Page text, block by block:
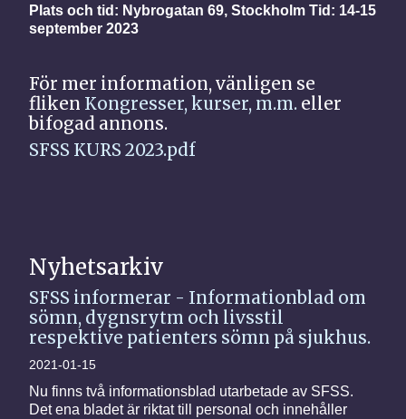
Plats och tid: Nybrogatan 69, Stockholm Tid: 14-15
september 2023
För mer information, vänligen se
fliken Kongresser, kurser, m.m. eller
bifogad annons.
SFSS KURS 2023.pdf
Nyhetsarkiv
SFSS informerar - Informationblad om
sömn, dygnsrytm och livsstil
respektive patienters sömn på sjukhus.
2021-01-15
Nu finns två informationsblad utarbetade av SFSS.
Det ena bladet är riktat till personal och innehåller